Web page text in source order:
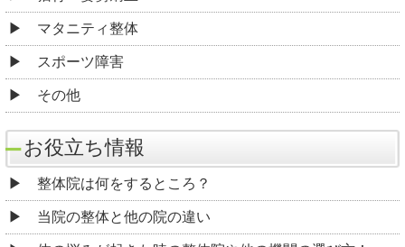
マタニティ整体
スポーツ障害
その他
お役立ち情報
整体院は何をするところ？
当院の整体と他の院の違い